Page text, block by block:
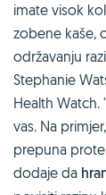
imate visok
zobene kaše,
održavanju
Stephanie
Health Watch.
vas. Na
prepuna
dodaje da